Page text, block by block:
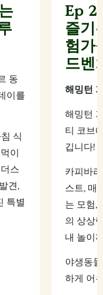
동
이를
식
이
스
견,
특별
Ep
즐기
험가
드벤
해밍턴
해밍턴
티 코브
깁니다!
카피바
스트, 매
는 모험,
의 상상
내 놀이
야생동
하게 어